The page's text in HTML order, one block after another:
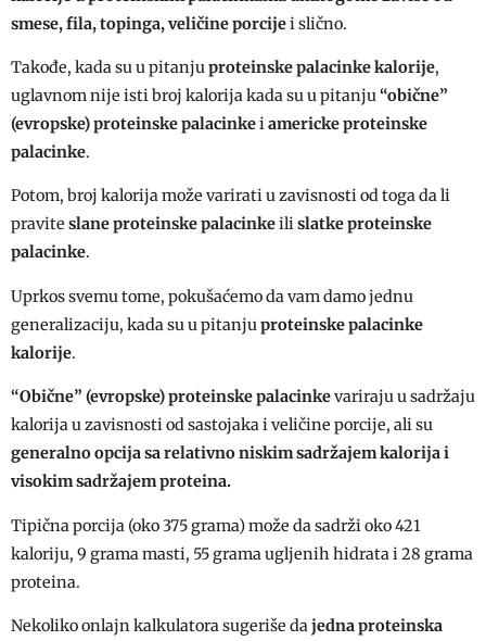
smese, fila, topinga, veličine porcijei slično.
Takođe, kada su u pitanjuproteinske palacinke kalorije,
uglavnom nije isti broj kalorija kada su u pitanju“obične”
(evropske)proteinske palacinkeiamericke proteinske
palacinke.
Potom, broj kalorija može varirati u zavisnosti od toga da li
pravite slane proteinske palacinkeilislatke proteinske
palacinke.
Uprkos svemu tome, pokušaćemo da vam damo jednu
generalizaciju, kada su u pitanjuproteinske palacinke
kalorije.
“Obične” (evropske) proteinske palacinkevariraju u sadržaju
kalorija u zavisnosti od sastojaka i veličine porcije, ali su
generalno opcija sa relativno niskim sadržajem kalorija i
visokim sadržajem proteina.
Tipična porcija (oko 375 grama) može da sadrži oko 421
kaloriju, 9 grama masti, 55 grama ugljenih hidrata i 28 grama
proteina.
Nekoliko onlajn kalkulatora sugeriše dajedna proteinska